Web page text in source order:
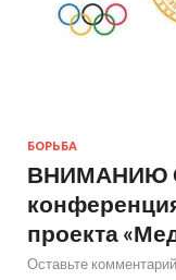
БОРЬБА
ВНИМАНИЮ
проекта
Оставьте комментарий